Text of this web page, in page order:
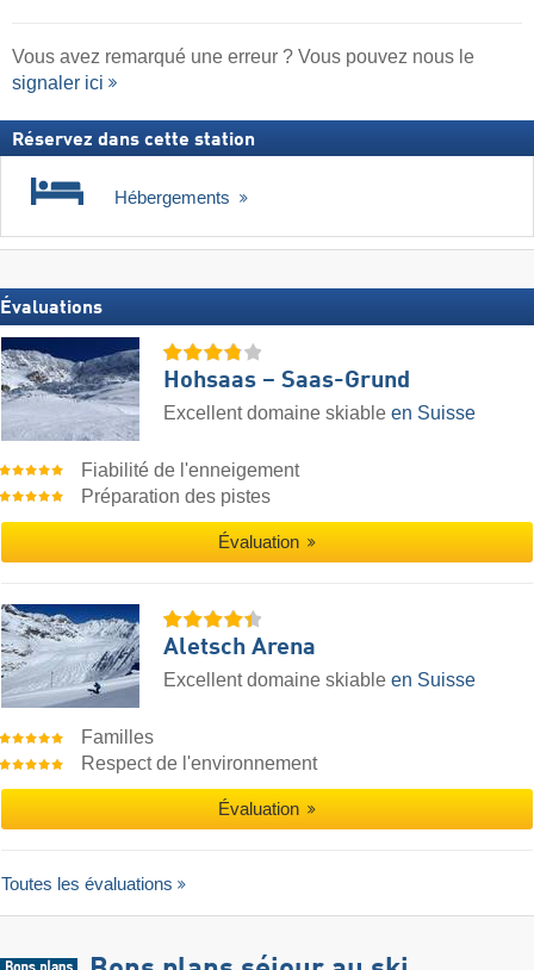
Vous avez remarqué une erreur ? Vous pouvez nous le
signaler ici
Réservez dans cette station
Hébergements
Évaluations
Hohsaas – Saas-Grund
Excellent domaine skiable en Suisse
Fiabilité de l'enneigement
Préparation des pistes
Évaluation
Aletsch Arena
Excellent domaine skiable en Suisse
Familles
Respect de l'environnement
Évaluation
Toutes les évaluations